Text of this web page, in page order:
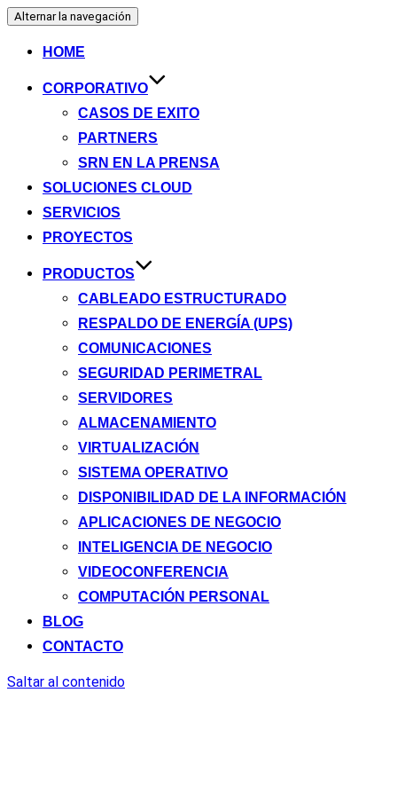
Alternar la navegación
HOME
CORPORATIVO
CASOS DE EXITO
PARTNERS
SRN EN LA PRENSA
SOLUCIONES CLOUD
SERVICIOS
PROYECTOS
PRODUCTOS
CABLEADO ESTRUCTURADO
RESPALDO DE ENERGÍA (UPS)
COMUNICACIONES
SEGURIDAD PERIMETRAL
SERVIDORES
ALMACENAMIENTO
VIRTUALIZACIÓN
SISTEMA OPERATIVO
DISPONIBILIDAD DE LA INFORMACIÓN
APLICACIONES DE NEGOCIO
INTELIGENCIA DE NEGOCIO
VIDEOCONFERENCIA
COMPUTACIÓN PERSONAL
BLOG
CONTACTO
Saltar al contenido